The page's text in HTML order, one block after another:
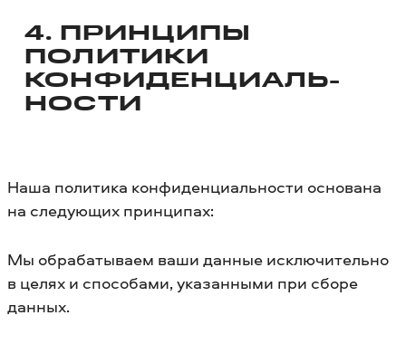
4. ПРИНЦИПЫ
ПОЛИТИКИ
КОНФИДЕНЦИАЛЬ­
НОСТИ
Наша политика конфиденциальности основана
на следующих принципах:
Мы обрабатываем ваши данные исключительно
в целях и способами, указанными при сборе
данных.